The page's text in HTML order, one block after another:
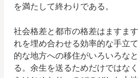
を満たして終わりである。
社会格差と都市の格差はますま
れを埋め合わせる効率的な手立
的な地方への移住がいろいろな
る。余生を送るためだけではな